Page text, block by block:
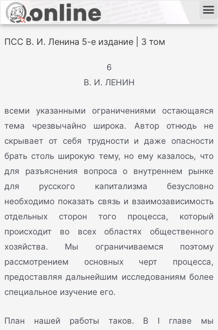
ПСС В. И. Ленина 5-е издание | 3 том
6
В. И. ЛЕНИН
всеми указанными ограничениями остающаяся
тема чрезвычайно широка. Автор отнюдь не
скрывает от себя трудности и даже опасности
брать столь широкую тему, но ему казалось, что
для разъяснения вопроса о внутреннем рынке
для русского капитализма безусловно
необходимо показать связь и взаимозависимость
отдельных сторон того процесса, который
происходит во всех областях общественного
хозяйства. Мы ограничиваемся поэтому
рассмотрением основных черт процесса,
предоставляя дальнейшим исследованиям более
специальное изучение его.
План нашей работы таков. В I главе мы